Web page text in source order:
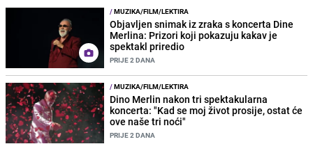
/MUZIKA/FILM/LEKTIRA
Objavljen snimak iz zraka s koncerta Dine
Merlina: Prizori koji pokazuju kakav je
spektakl priredio
PRIJE 2 DANA
/MUZIKA/FILM/LEKTIRA
Dino Merlin nakon tri spektakularna
koncerta: "Kad se moj život prosije, ostat će
ove naše tri noći"
PRIJE 2 DANA